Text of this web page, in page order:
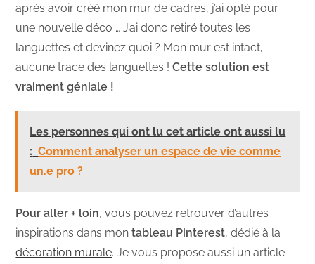
après avoir créé mon mur de cadres, j’ai opté pour
une nouvelle déco … J’ai donc retiré toutes les
languettes et devinez quoi ? Mon mur est intact,
aucune trace des languettes !Cette solution est
vraiment géniale !
Les personnes qui ont lu cet article ont aussi lu
: Comment analyser un espace de vie comme
un.e pro ?
Pour aller + loin, vous pouvez retrouver d’autres
inspirations dans montableau Pinterest, dédié à la
décoration murale. Je vous propose aussi un article